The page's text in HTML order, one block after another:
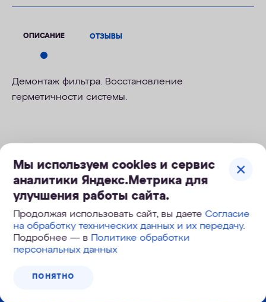
ОПИСАНИЕ ОТЗЫВЫ
Демонтаж фильтра. Восстановление
герметичности системы.
Мы используем cookies и сервис
аналитики Яндекс.Метрика для
улучшения работы сайта.
Продолжая использовать сайт, вы даетеСогласие
на обработку технических данных и их передачу.
Подробнее — в Политике обработки
персональных данных
ПОНЯТНО
Корзина №184-300
Узнайте первым о новинках и новостях: